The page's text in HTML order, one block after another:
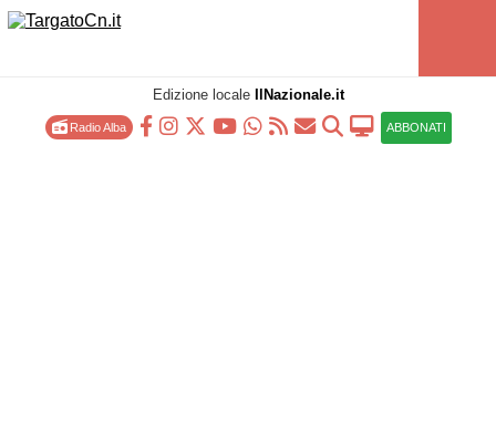
Edizione locale IlNazionale.it
Radio Alba ABBONATI